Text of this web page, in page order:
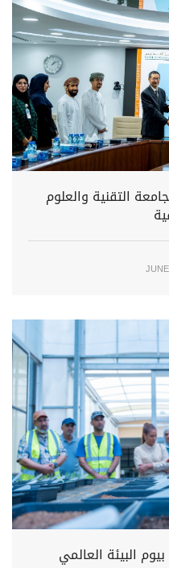
التقنية والعلوم
البيئة العالمي